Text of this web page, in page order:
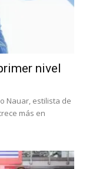
nivel
Nauar, estilista de
más en